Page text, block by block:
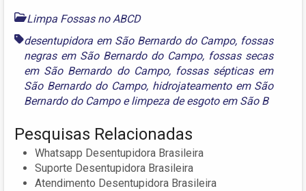
Limpa Fossas no ABCD
desentupidora em São Bernardo do Campo, fossas
negras em São Bernardo do Campo, fossas secas
em São Bernardo do Campo, fossas sépticas em
São Bernardo do Campo, hidrojateamento em São
Bernardo do Campoelimpeza de esgoto em São B
Pesquisas Relacionadas
Whatsapp Desentupidora Brasileira
Suporte Desentupidora Brasileira
Atendimento Desentupidora Brasileira